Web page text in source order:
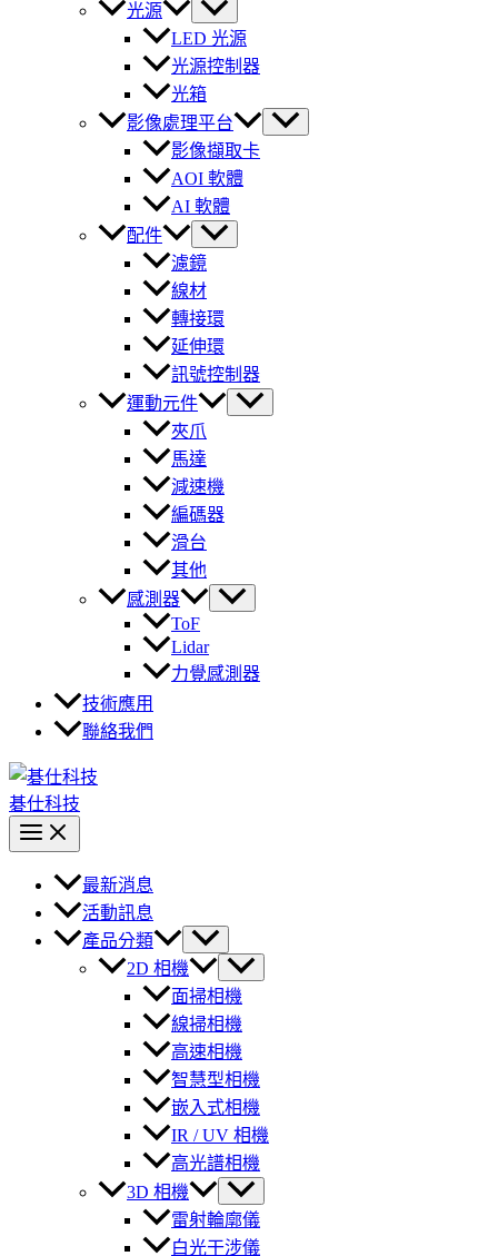
光源
LED 光源
光源控制器
光箱
影像處理平台
影像擷取卡
AOI 軟體
AI 軟體
配件
濾鏡
線材
轉接環
延伸環
訊號控制器
運動元件
夾爪
馬達
減速機
編碼器
滑台
其他
感測器
ToF
Lidar
力覺感測器
技術應用
聯絡我們
碁仕科技
最新消息
活動訊息
產品分類
2D 相機
面掃相機
線掃相機
高速相機
智慧型相機
嵌入式相機
IR / UV 相機
高光譜相機
3D 相機
雷射輪廓儀
白光干涉儀